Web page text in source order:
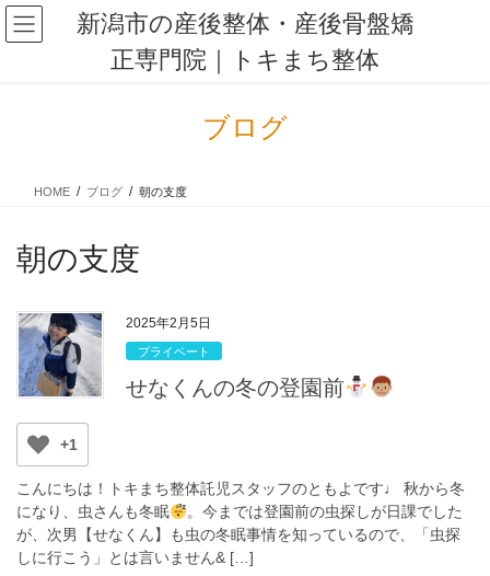
コ
ン
ナ
ビ
新潟市の産後整体・産後骨盤矯
正専門院｜トキまち整体
ブログ
HOME ブログ 朝の支度
朝の支度
2025年2月5日
プライベート
せなくんの冬の登園前
+1
こんにちは！トキまち整体託児スタッフのともよです♩ 秋から冬
になり、虫さんも冬眠
。今までは登園前の虫探しが日課でした
が、次男【せなくん】も虫の冬眠事情を知っているので、「虫探
しに行こう」とは言いません& […]